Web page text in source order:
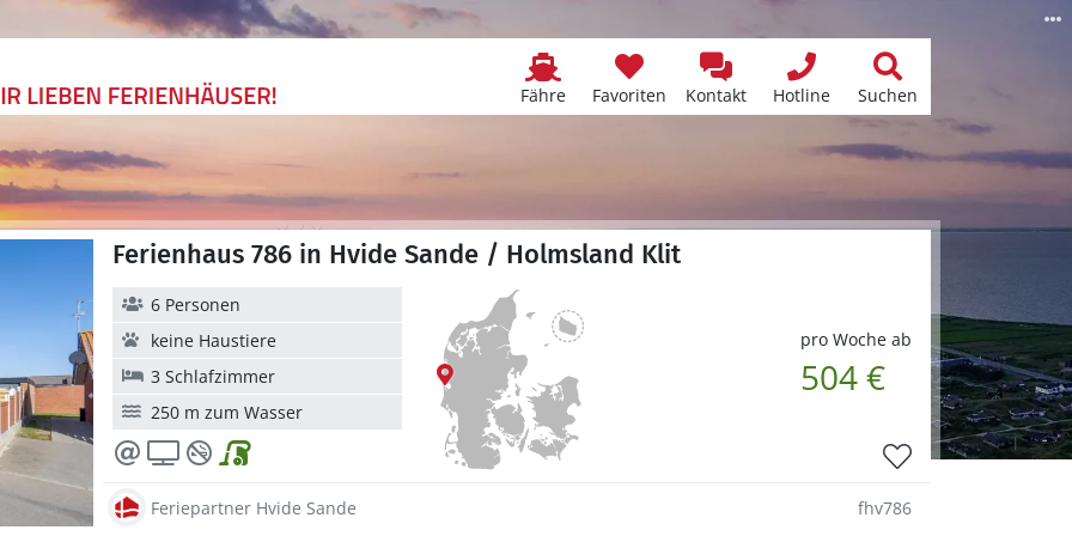
Fähre Favoriten Kontakt Hotline Suchen
Ferienhaus 786 in Hvide Sande / Holmsland Klit
pro Woche ab
504 €
6 Personen
keine Haustiere
3 Schlafzimmer
250 m zum Wasser
Feriepartner Hvide Sande fhv786